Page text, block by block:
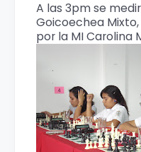
A las 3pm se
Goicoechea
por la MI Carolina